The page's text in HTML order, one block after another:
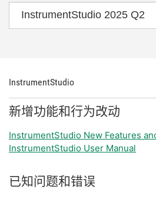
InstrumentStudio
新增功能和行为改动
InstrumentStudio New Features
InstrumentStudio User Manual
已知问题和错误